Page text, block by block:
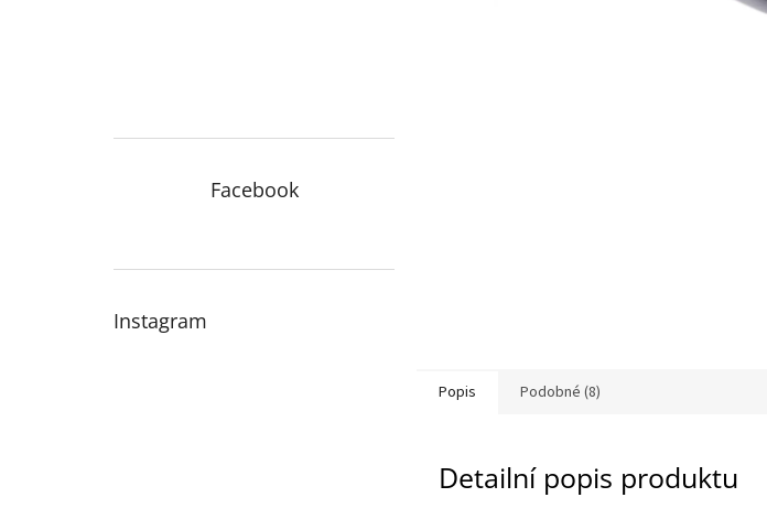
Facebook
Instagram
Popis Podobné (8)
Detailní popis produktu